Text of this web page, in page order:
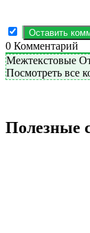
0 Комментарий
Межтекстовые
Посмотреть все
Полезные